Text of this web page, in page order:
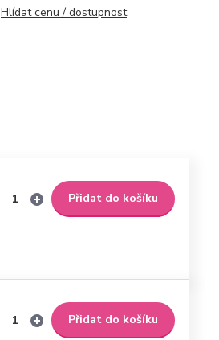
Hlídat cenu / dostupnost
Přidat do košíku
Přidat do košíku